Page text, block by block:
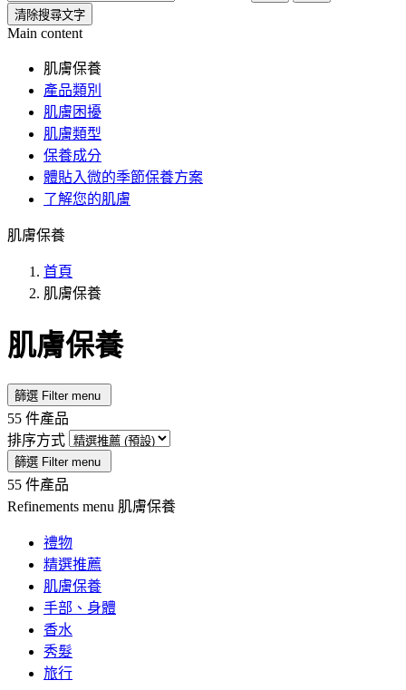
清除搜尋文字
Main content
肌膚保養
產品類別
肌膚困擾
肌膚類型
保養成分
體貼入微的季節保養方案
了解您的肌膚
肌膚保養
首頁
肌膚保養
肌膚保養
篩選 Filter menu
55 件產品
排序方式
篩選 Filter menu
55 件產品
Refinements menu 肌膚保養
禮物
精選推薦
肌膚保養
手部、身體
香水
秀髮
旅行